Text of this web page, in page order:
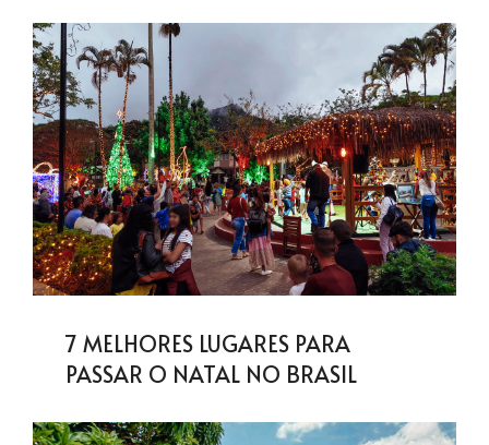
7 MELHORES LUGARES PARA
PASSAR O NATAL NO BRASIL